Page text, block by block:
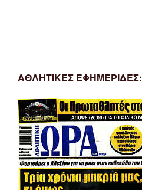
ΑΘΛΗΤΙΚΕΣ ΕΦΗΜΕΡΙΔΕΣ: